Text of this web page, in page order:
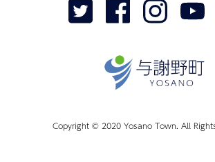
Copyright © 2020 Yosano Town. All